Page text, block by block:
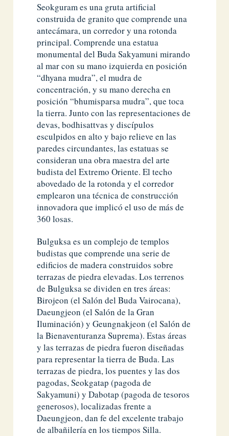
Seokguram es una gruta artificial
construida de granito que comprende una
antecámara, un corredor y una rotonda
principal. Comprende una estatua
monumental del Buda Sakyamuni mirando
al mar con su mano izquierda en posición
“dhyana mudra”, el mudra de
concentración, y su mano derecha en
posición “bhumisparsa mudra”, que toca
la tierra. Junto con las representaciones de
devas, bodhisattvas y discípulos
esculpidos en alto y bajo relieve en las
paredes circundantes, las estatuas se
consideran una obra maestra del arte
budista del Extremo Oriente. El techo
abovedado de la rotonda y el corredor
emplearon una técnica de construcción
innovadora que implicó el uso de más de
360 ​​losas.
Bulguksa es un complejo de templos
budistas que comprende una serie de
edificios de madera construidos sobre
terrazas de piedra elevadas. Los terrenos
de Bulguksa se dividen en tres áreas:
Birojeon (el Salón del Buda Vairocana),
Daeungjeon (el Salón de la Gran
Iluminación) y Geungnakjeon (el Salón de
la Bienaventuranza Suprema). Estas áreas
y las terrazas de piedra fueron diseñadas
para representar la tierra de Buda. Las
terrazas de piedra, los puentes y las dos
pagodas, Seokgatap (pagoda de
Sakyamuni) y Dabotap (pagoda de tesoros
generosos), localizadas frente a
Daeungjeon, dan fe del excelente trabajo
de albañilería en los tiempos Silla.